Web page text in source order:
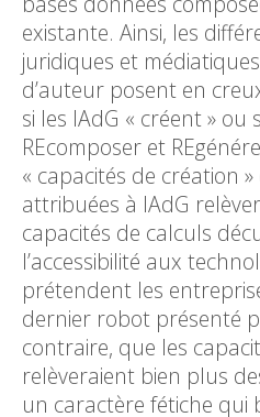
existante. Ainsi, les
juridiques et
d’auteur posent en
si les IAdG « créent »
REcomposer et
« capacités de création
attribuées à IAdG
capacités de calculs
l’accessibilité aux
prétendent les
dernier robot présenté
contraire, que les
relèveraient bien plus
un caractère fétiche qui